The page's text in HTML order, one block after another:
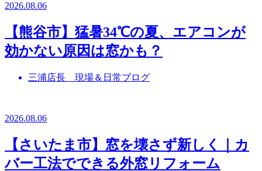
2026.08.06
【熊谷市】猛暑34℃の夏、エアコンが
効かない原因は窓かも？
三浦店長 現場＆日常ブログ
2026.08.06
【さいたま市】窓を壊さず新しく｜カ
バー工法でできる外窓リフォーム